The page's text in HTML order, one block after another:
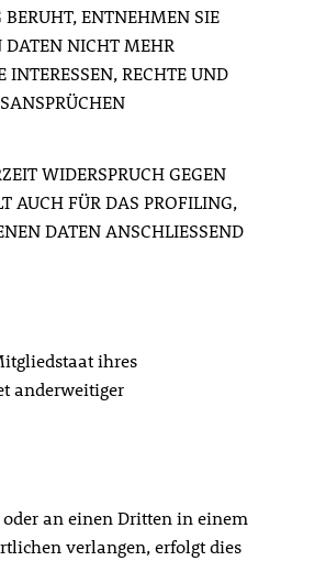
BERUHT, ENTNEHMEN SIE
DATEN NICHT MEHR
RECHTE UND
WIDERSPRUCH GEGEN
AUCH FÜR DAS PROFILING,
DATEN ANSCHLIESSEND
ihres
anderweitiger
an einen Dritten in einem
verlangen, erfolgt dies